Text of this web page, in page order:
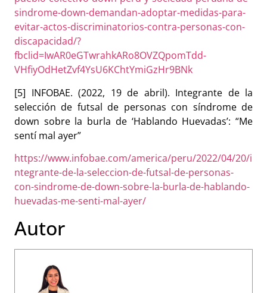
sindrome-down-demandan-adoptar-medidas-para-
evitar-actos-discriminatorios-contra-personas-con-
discapacidad/?
fbclid=IwAR0eGTwrahkARo8OVZQpomTdd-
VHfiyOdHetZvf4YsU6KChtYmiGzHr9BNk
[5] INFOBAE. (2022, 19 de abril). Integrante de la
selección de futsal de personas con síndrome de
down sobre la burla de ‘Hablando Huevadas’: “Me
sentí mal ayer”
https://www.infobae.com/america/peru/2022/04/20/i
ntegrante-de-la-seleccion-de-futsal-de-personas-
con-sindrome-de-down-sobre-la-burla-de-hablando-
huevadas-me-senti-mal-ayer/
Autor